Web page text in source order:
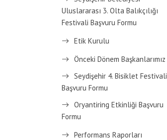
Uluslararası 3. Olta Balıkçılığı
Festivali Başvuru Formu
Etik Kurulu
Önceki Dönem Başkanlarımız
Seydişehir 4. Bisiklet Festivali
Başvuru Formu
Oryantiring Etkinliği Başvuru
Formu
Performans Raporları